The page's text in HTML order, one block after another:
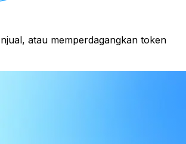
atau memperdagangkan token